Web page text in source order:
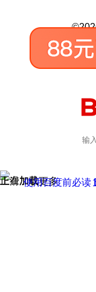
正在加载
上滑加载更多
使用百度前必读